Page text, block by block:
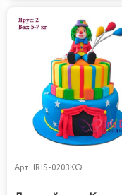
Арт. IRIS-0203KQ